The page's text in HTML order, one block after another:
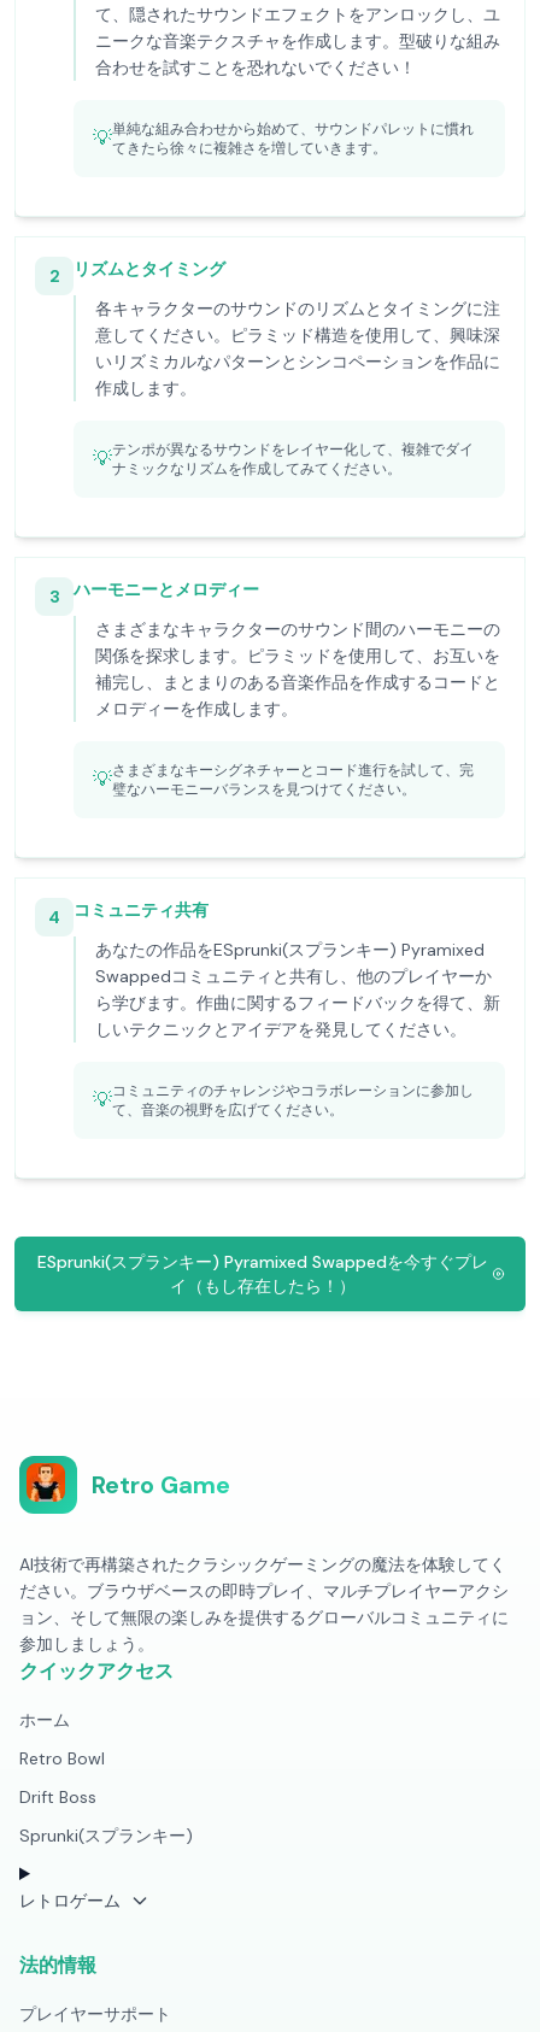
て、隠されたサウンドエフェクトをアンロックし、ユ
ニークな音楽テクスチャを作成します。型破りな組み
合わせを試すことを恐れないでください！
💡単純な組み合わせから始めて、サウンドパレットに慣れ
てきたら徐々に複雑さを増していきます。
2
リズムとタイミング
各キャラクターのサウンドのリズムとタイミングに注
意してください。ピラミッド構造を使用して、興味深
いリズミカルなパターンとシンコペーションを作品に
作成します。
💡テンポが異なるサウンドをレイヤー化して、複雑でダイ
ナミックなリズムを作成してみてください。
3
ハーモニーとメロディー
さまざまなキャラクターのサウンド間のハーモニーの
関係を探求します。ピラミッドを使用して、お互いを
補完し、まとまりのある音楽作品を作成するコードと
メロディーを作成します。
💡さまざまなキーシグネチャーとコード進行を試して、完
璧なハーモニーバランスを見つけてください。
4
コミュニティ共有
あなたの作品をESprunki(スプランキー) Pyramixed
Swappedコミュニティと共有し、他のプレイヤーか
ら学びます。作曲に関するフィードバックを得て、新
しいテクニックとアイデアを発見してください。
💡コミュニティのチャレンジやコラボレーションに参加し
て、音楽の視野を広げてください。
ESprunki(スプランキー) Pyramixed Swappedを今すぐプレ
イ（もし存在したら！）
Retro Game
AI技術で再構築されたクラシックゲーミングの魔法を体験してく
ださい。ブラウザベースの即時プレイ、マルチプレイヤーアクシ
ョン、そして無限の楽しみを提供するグローバルコミュニティに
参加しましょう。
クイックアクセス
ホーム
Retro Bowl
Drift Boss
Sprunki(スプランキー)
レトロゲーム
法的情報
プレイヤーサポート